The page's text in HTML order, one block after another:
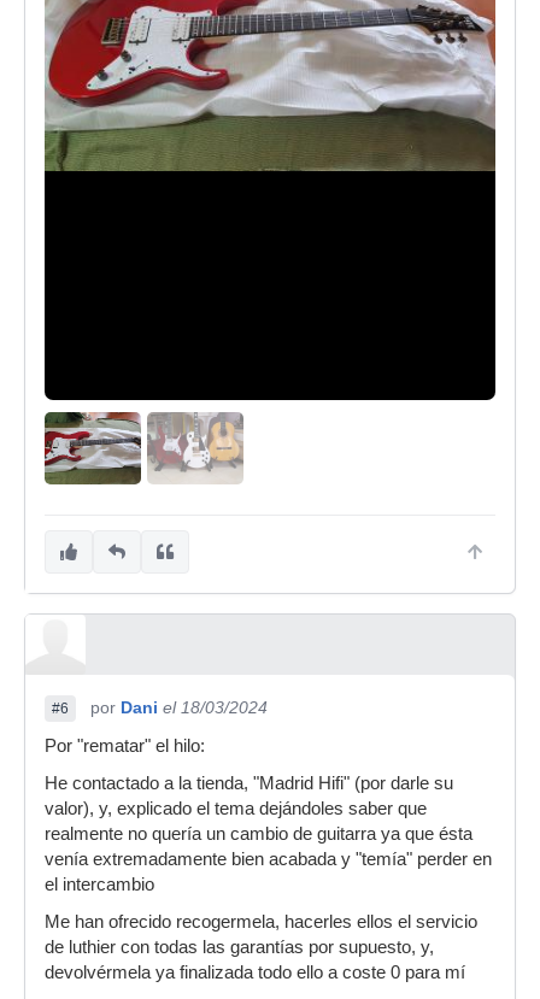
#6 por Dani el 18/03/2024
Por "rematar" el hilo:
He contactado a la tienda, "Madrid Hifi" (por darle su
valor), y, explicado el tema dejándoles saber que
realmente no quería un cambio de guitarra ya que ésta
venía extremadamente bien acabada y "temía" perder en
el intercambio
Me han ofrecido recogermela, hacerles ellos el servicio
de luthier con todas las garantías por supuesto, y,
devolvérmela ya finalizada todo ello a coste 0 para mí